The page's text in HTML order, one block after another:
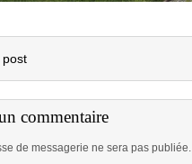
commentaire
de messagerie ne sera pas publiée.